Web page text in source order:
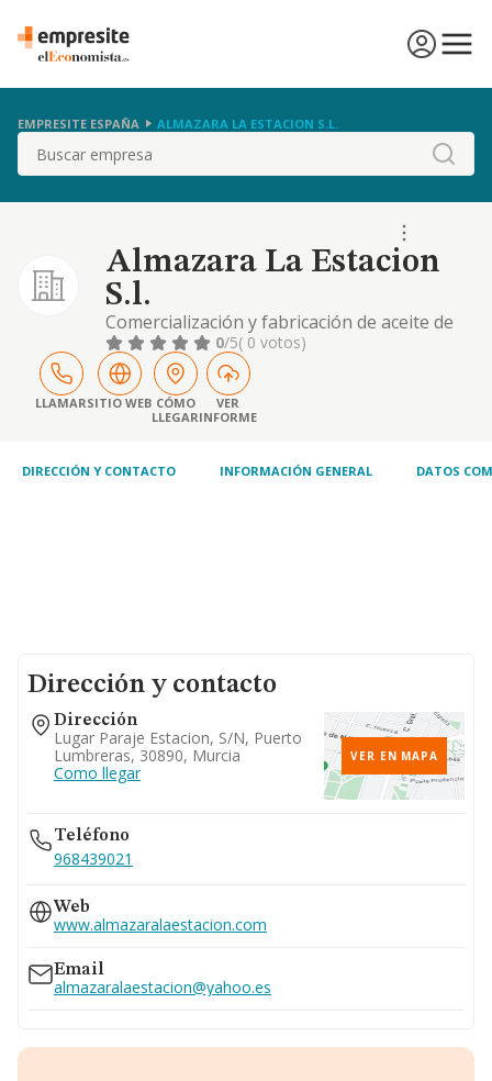
EMPRESITE ESPAÑA ALMAZARA LA ESTACION S.L.
Buscar
Almazara La Estacion
S.l.
Comercialización y fabricación de aceite de
oliva
0/5( 0 votos)
LLAMARSITIO WEB CÓMO
LLEGAR
VER
INFORME
DIRECCIÓN Y CONTACTO INFORMACIÓN GENERAL DATOS
Dirección y contacto
Dirección
Lugar Paraje Estacion, S/n, Puerto
Lumbreras, 30890, Murcia
Como llegar
VER EN MAPA
Teléfono
968439021
Web
www.almazaralaestacion.com
Email
almazaralaestacion@yahoo.es